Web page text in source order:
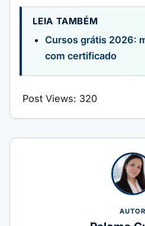
LEIA TAMBÉM
Cursos grátis 2026:
com certificado
Post Views: 320
AUTOR